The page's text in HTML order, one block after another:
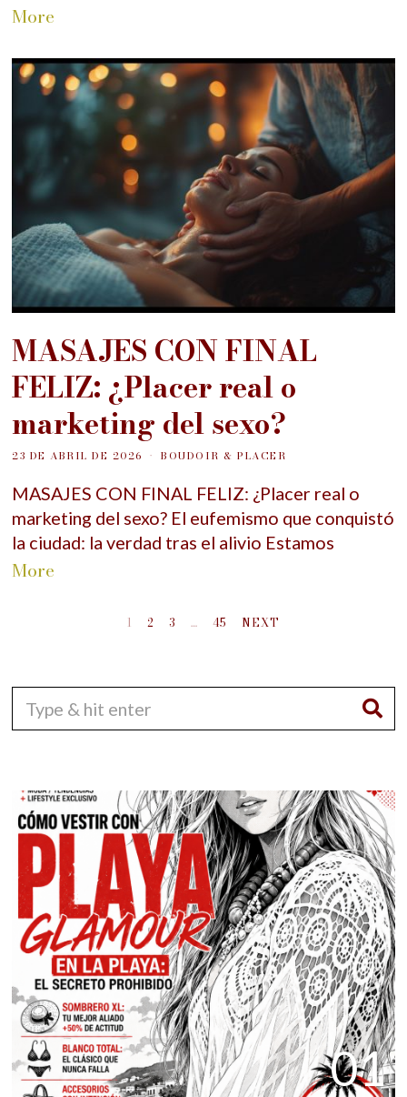
More
MASAJES CON FINAL
FELIZ: ¿Placer real o
marketing del sexo?
23 DE ABRIL DE 2026 BOUDOIR & PLACER
MASAJES CON FINAL FELIZ: ¿Placer real o
marketing del sexo? El eufemismo que conquistó
la ciudad: la verdad tras el alivio Estamos
More
1 2 3 … 45 NEXT
01